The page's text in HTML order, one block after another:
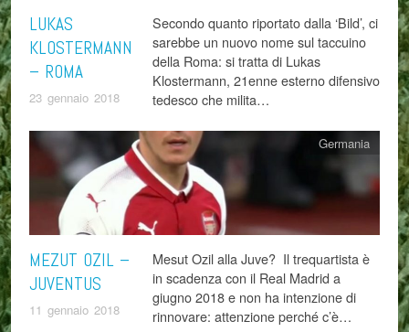
LUKAS
KLOSTERMANN
– ROMA
23 gennaio 2018
Secondo quanto riportato dalla ‘Bild’, ci
sarebbe un nuovo nome sul taccuino
della Roma: si tratta di Lukas
Klostermann, 21enne esterno difensivo
tedesco che milita…
MEZUT OZIL –
JUVENTUS
11 gennaio 2018
Germania
Mesut Ozil alla Juve? Il trequartista è
in scadenza con il Real Madrid a
giugno 2018 e non ha intenzione di
rinnovare: attenzione perché c’è…